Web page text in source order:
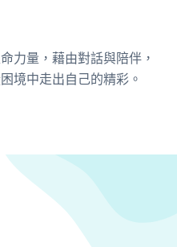
力量，藉由對話與陪伴，
境中走出自己的精彩。